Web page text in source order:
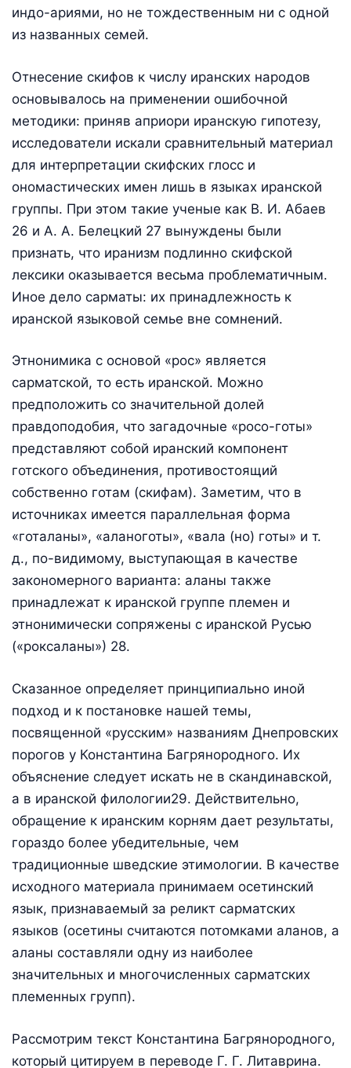
индо-ариями, но не тождественным ни с одной
из названных семей.
Отнесение скифов к числу иранских народов
основывалось на применении ошибочной
методики: приняв априори иранскую гипотезу,
исследователи искали сравнительный материал
для интерпретации скифских глосс и
ономастических имен лишь в языках иранской
группы. При этом такие ученые как В. И. Абаев
26 и А. А. Белецкий 27 вынуждены были
признать, что иранизм подлинно скифской
лексики оказывается весьма проблематичным.
Иное дело сарматы: их принадлежность к
иранской языковой семье вне сомнений.
Этнонимика с основой «рос» является
сарматской, то есть иранской. Можно
предположить со значительной долей
правдоподобия, что загадочные «росо-готы»
представляют собой иранский компонент
готского объединения, противостоящий
собственно готам (скифам). Заметим, что в
источниках имеется параллельная форма
«готаланы», «аланоготы», «вала (но) готы» и т.
д., по-видимому, выступающая в качестве
закономерного варианта: аланы также
принадлежат к иранской группе племен и
этнонимически сопряжены с иранской Русью
(«роксаланы») 28.
Сказанное определяет принципиально иной
подход и к постановке нашей темы,
посвященной «русским» названиям Днепровских
порогов у Константина Багрянородного. Их
объяснение следует искать не в скандинавской,
а в иранской филологии29. Действительно,
обращение к иранским корням дает результаты,
гораздо более убедительные, чем
традиционные шведские этимологии. В качестве
исходного материала принимаем осетинский
язык, признаваемый за реликт сарматских
языков (осетины считаются потомками аланов, а
аланы составляли одну из наиболее
значительных и многочисленных сарматских
племенных групп).
Рассмотрим текст Константина Багрянородного,
который цитируем в переводе Г. Г. Литаврина.